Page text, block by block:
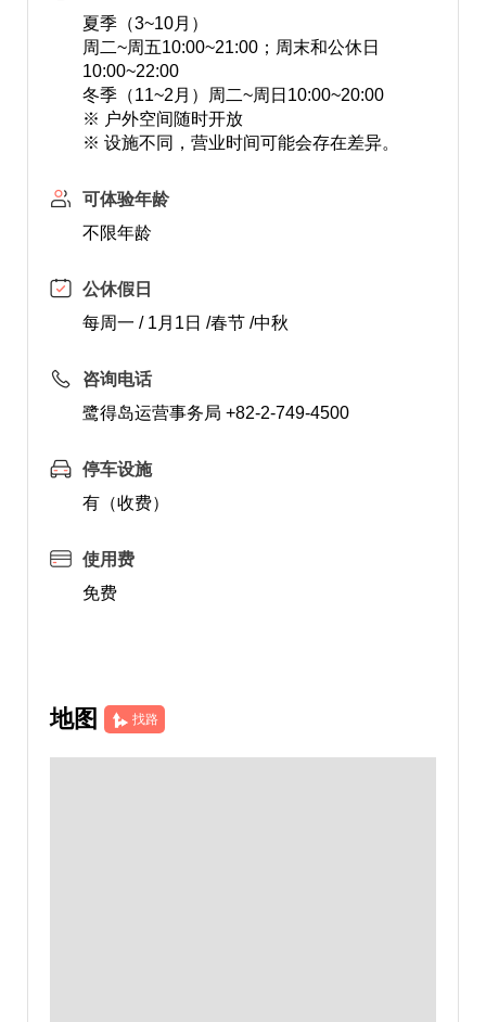
夏季（3~10月）
周二~周五10:00~21:00；周末和公休日
10:00~22:00
冬季（11~2月）周二~周日10:00~20:00
※ 户外空间随时开放
※ 设施不同，营业时间可能会存在差异。
可体验年龄
不限年龄
公休假日
每周一 / 1月1日 /春节 /中秋
咨询电话
鹭得岛运营事务局 +82-2-749-4500
停车设施
有（收费）
使用费
免费
地图 找路